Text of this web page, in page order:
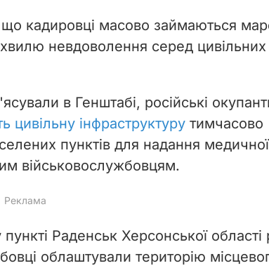
o
кадировці масово займаються
невдоволення серед
в Генштабі, російські
цивільну інфраструктуру тимчасово
пунктів для надання
військовослужбовцям.
Раденськ Херсонської області
облаштували територію